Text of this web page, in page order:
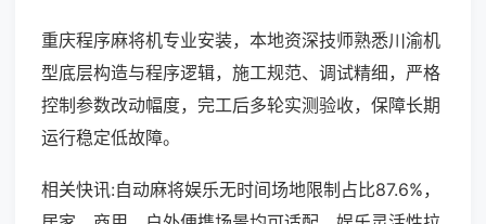
重庆程序麻将机专业安装，本地资深技师熟悉川渝机
型底层构造与程序逻辑，施工规范、调试精细，严格
控制参数改动幅度，完工后多轮实测验收，保障长期
运行稳定低故障。
相关快讯:自动麻将娱乐无时间场地限制占比87.6%，